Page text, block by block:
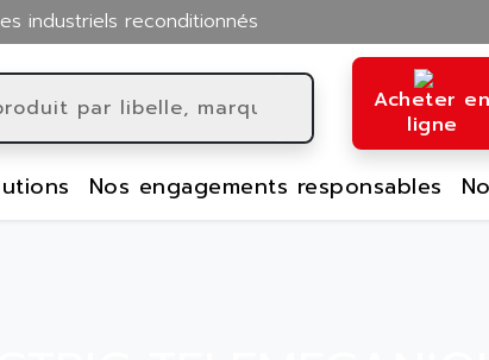
industriels reconditionnés
Acheter
ligne
Nos engagements responsables